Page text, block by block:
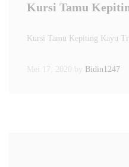
Kursi Tamu
Kursi Tamu Kepiting
Mei 17, 2020 by Bidin1247